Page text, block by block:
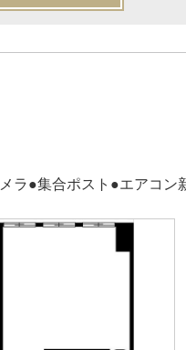
ラ●集合ポスト●エアコ